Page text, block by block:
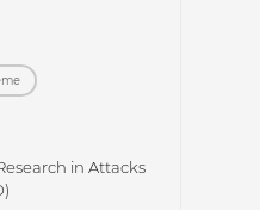
in Attacks